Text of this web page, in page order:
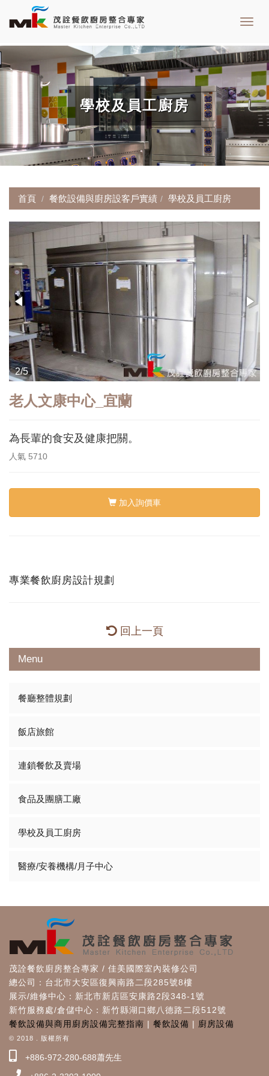
學校及員工廚房
首頁 餐飲設備與廚房設客戶實績 學校及員工廚房
2/5
老人文康中心_宜蘭
為長輩的食安及健康把關。
人氣 5710
加入詢價車
專業餐飲廚房設計規劃
回上一頁
Menu
餐廳整體規劃
飯店旅館
連鎖餐飲及賣場
食品及團膳工廠
學校及員工廚房
醫療/安養機構/月子中心
茂詮餐飲廚房整合專家 / 佳美國際室內裝修公司
總公司：台北市大安區復興南路二段285號8樓
展示/維修中心：新北市新店區安康路2段348-1號
新竹服務處/倉儲中心：新竹縣湖口鄉八德路二段512號
餐飲設備與商用廚房設備完整指南 | 餐飲設備 | 廚房設備
© 2018 . 版權所有
+886-972-280-688蕭先生